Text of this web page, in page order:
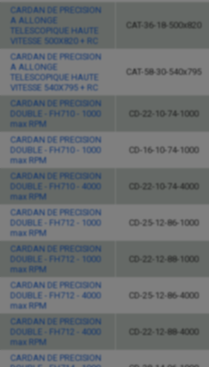
CARDAN DE PRECISION
A ALLONGE
TELESCOPIQUE HAUTE
VITESSE 500X820 + RC
CAT-36-18-500x820
CARDAN DE PRECISION
A ALLONGE
TELESCOPIQUE HAUTE
VITESSE 540X795 + RC
CAT-58-30-540x795
CARDAN DE PRECISION
DOUBLE - FH710 - 1000
max RPM
CD-22-10-74-1000
CARDAN DE PRECISION
DOUBLE - FH710 - 1000
max RPM
CD-16-10-74-1000
CARDAN DE PRECISION
DOUBLE - FH710 - 4000
max RPM
CD-22-10-74-4000
CARDAN DE PRECISION
DOUBLE - FH712 - 1000
max RPM
CD-25-12-86-1000
CARDAN DE PRECISION
DOUBLE - FH712 - 1000
max RPM
CD-22-12-88-1000
CARDAN DE PRECISION
DOUBLE - FH712 - 4000
max RPM
CD-25-12-86-4000
CARDAN DE PRECISION
DOUBLE - FH712 - 4000
max RPM
CD-22-12-88-4000
CARDAN DE PRECISION